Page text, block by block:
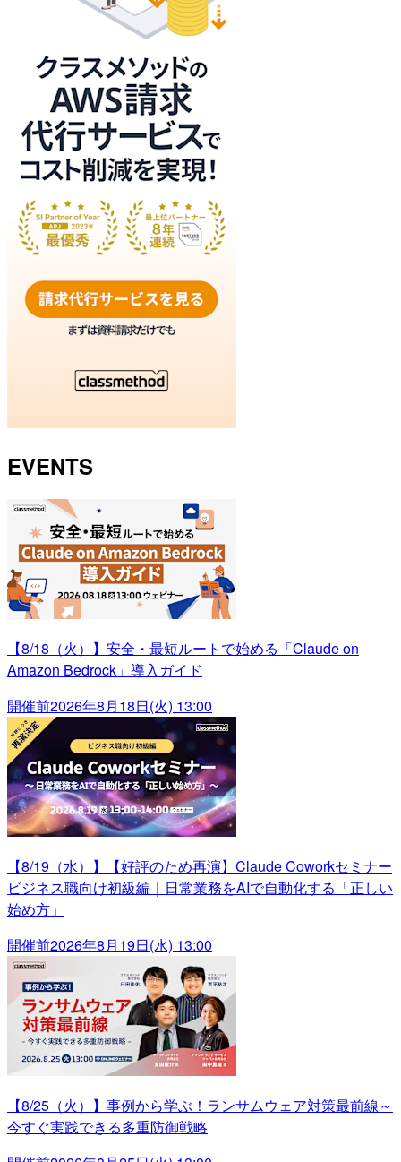
EVENTS
【8/18（火）】安全・最短ルートで始める「Claude on
Amazon Bedrock」導入ガイド
開催前2026年8月18日(火) 13:00
【8/19（水）】【好評のため再演】Claude Coworkセミナー
ビジネス職向け初級編｜日常業務をAIで自動化する「正しい
始め方」
開催前2026年8月19日(水) 13:00
【8/25（火）】事例から学ぶ！ランサムウェア対策最前線～
今すぐ実践できる多重防御戦略